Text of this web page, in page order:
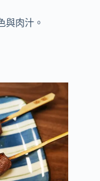
與肉汁。